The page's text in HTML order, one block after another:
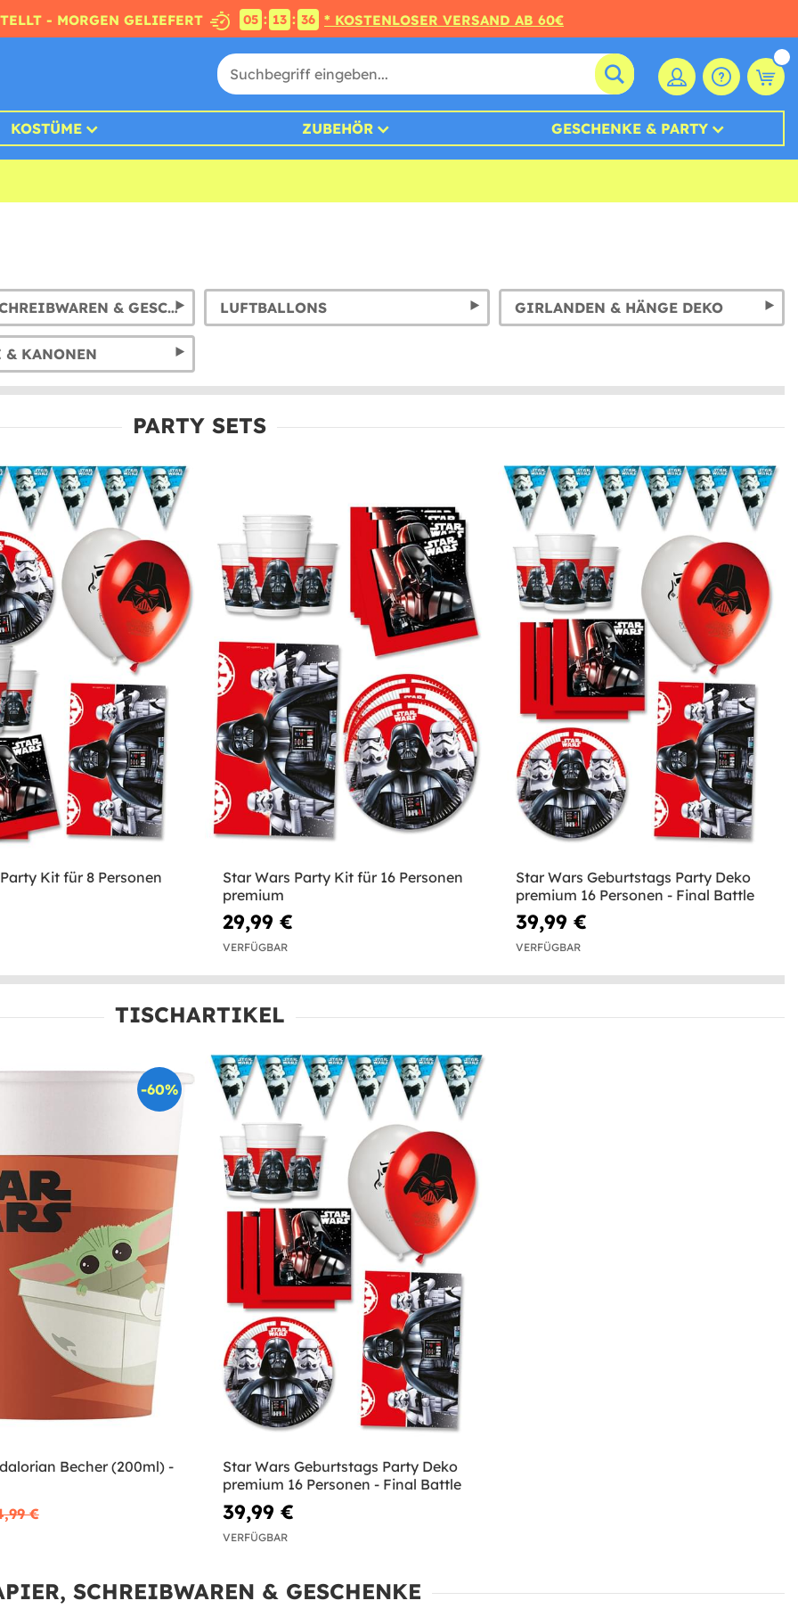
- MORGEN GELIEFERT 05 : 13 : 34 * KOSTENLOSER VERSAND AB 60€
KOSTÜME ZUBEHÖR GESCHENKE & PARTY
PAPIER, SCHREIBWAREN & GESCHENKE LUFTBALLONS GIRLANDEN & HÄNGE DEKO
& KANONEN
PARTY SETS
Kit für 8 Personen
Star Wars Party Kit für 16 Personen
premium
29,99 €
VERFÜGBAR
Star Wars Geburtstags Party Deko
premium 16 Personen - Final Battle
39,99 €
VERFÜGBAR
TISCHARTIKEL
-60%
Becher (200ml) -
€
Star Wars Geburtstags Party Deko
premium 16 Personen - Final Battle
39,99 €
VERFÜGBAR
SCHREIBWAREN & GESCHENKE